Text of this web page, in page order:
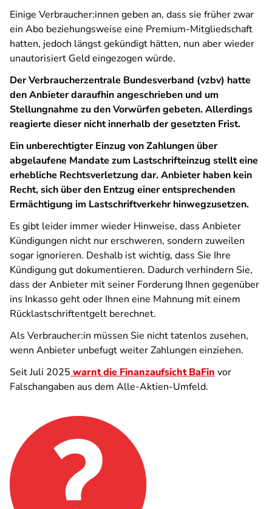
Einige Verbraucher:innen geben an, dass sie früher zwar
ein Abo beziehungsweise eine Premium-Mitgliedschaft
hatten, jedoch längst gekündigt hätten, nun aber wieder
unautorisiert Geld eingezogen würde.
Der Verbraucherzentrale Bundesverband (vzbv) hatte
den Anbieter daraufhin angeschrieben und um
Stellungnahme zu den Vorwürfen gebeten. Allerdings
reagierte dieser nicht innerhalb der gesetzten Frist.
Ein unberechtigter Einzug von Zahlungen über
abgelaufene Mandate zum Lastschrifteinzug stellt eine
erhebliche Rechtsverletzung dar. Anbieter haben kein
Recht, sich über den Entzug einer entsprechenden
Ermächtigung im Lastschriftverkehr hinwegzusetzen.
Es gibt leider immer wieder Hinweise, dass Anbieter
Kündigungen nicht nur erschweren, sondern zuweilen
sogar ignorieren. Deshalb ist wichtig, dass Sie Ihre
Kündigung gut dokumentieren. Dadurch verhindern Sie,
dass der Anbieter mit seiner Forderung Ihnen gegenüber
ins Inkasso geht oder Ihnen eine Mahnung mit einem
Rücklastschriftentgelt berechnet.
Als Verbraucher:in müssen Sie nicht tatenlos zusehen,
wenn Anbieter unbefugt weiter Zahlungen einziehen.
Seit Juli 2025 warnt die Finanzaufsicht BaFin vor
Falschangaben aus dem Alle-Aktien-Umfeld.